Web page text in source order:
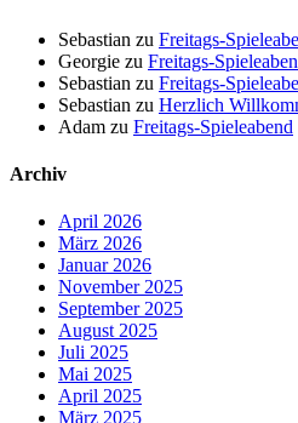
Sebastian zu Freitags-
Georgie zu Freitags-
Sebastian zu Freitags-
Sebastian zu Herzlich
Adam zu Freitags-Spieleabend
Archiv
April 2026
März 2026
Januar 2026
November 2025
September 2025
August 2025
Juli 2025
Mai 2025
April 2025
März 2025